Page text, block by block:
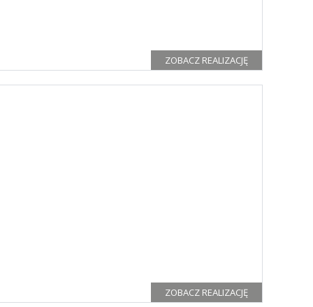
ZOBACZ REALIZACJĘ
ZOBACZ REALIZACJĘ